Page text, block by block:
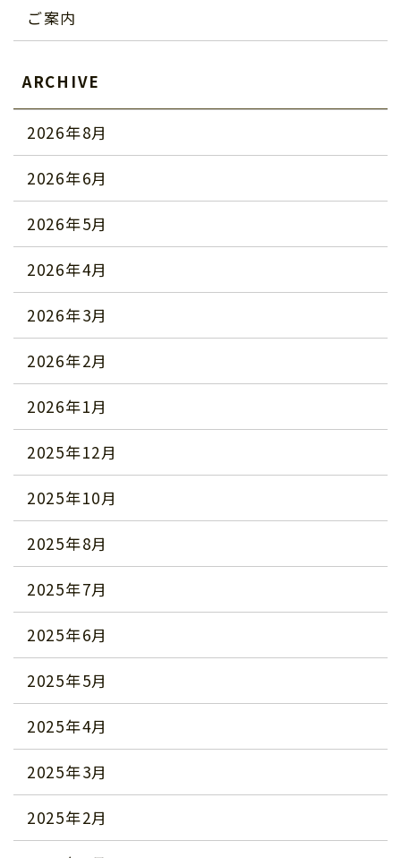
ご案内
ARCHIVE
2026年8月
2026年6月
2026年5月
2026年4月
2026年3月
2026年2月
2026年1月
2025年12月
2025年10月
2025年8月
2025年7月
2025年6月
2025年5月
2025年4月
2025年3月
2025年2月